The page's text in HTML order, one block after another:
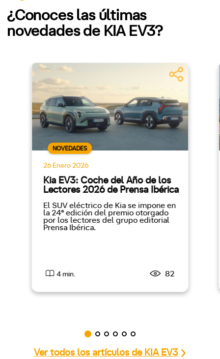
¿Conoces las últimas
novedades de KIA EV3?
NOVEDADES
26 Enero 2026
Kia EV3: Coche del Año de los
Lectores 2026 de Prensa Ibérica
El SUV eléctrico de Kia se impone en
la 24ª edición del premio otorgado
por los lectores del grupo editorial
Prensa Ibérica.
4 min. 82
Ver todos los artículos de KIA EV3